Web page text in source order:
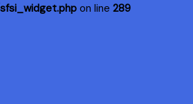
on line 289